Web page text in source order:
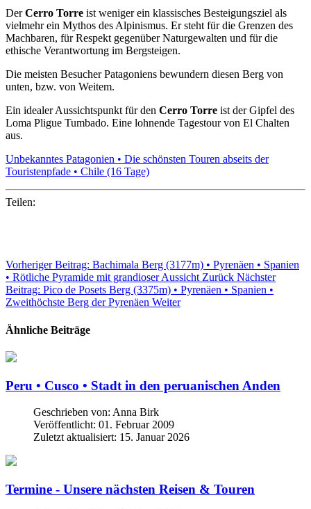
DerCerro Torre ist weniger ein klassisches Besteigungsziel als
vielmehr ein Mythos des Alpinismus. Er steht für die Grenzen des
Machbaren, für Respekt gegenüber Naturgewalten und für die
ethische Verantwortung im Bergsteigen.
Die meisten Besucher Patagoniens bewundern diesen Berg von
unten, bzw. von Weitem.
Ein idealer Aussichtspunkt für den Cerro Torre ist der Gipfel des
Loma Pligue Tumbado. Eine lohnende Tagestour von El Chalten
aus.
Unbekanntes Patagonien • Die schönsten Touren abseits der
Touristenpfade • Chile (16 Tage)
Teilen:
Vorheriger Beitrag: Bachimala Berg (3177m) • Pyrenäen • Spanien
• Rötliche Pyramide mit grandioser AussichtZurück Nächster
Beitrag: Pico de Posets Berg (3375m) • Pyrenäen • Spanien •
Zweithöchste Berg der Pyrenäen Weiter
Ähnliche Beiträge
Peru • Cusco • Stadt in den peruanischen Anden
Geschrieben von: Anna Birk
Veröffentlicht: 01. Februar 2009
Zuletzt aktualisiert: 15. Januar 2026
Termine - Unsere nächsten Reisen & Touren